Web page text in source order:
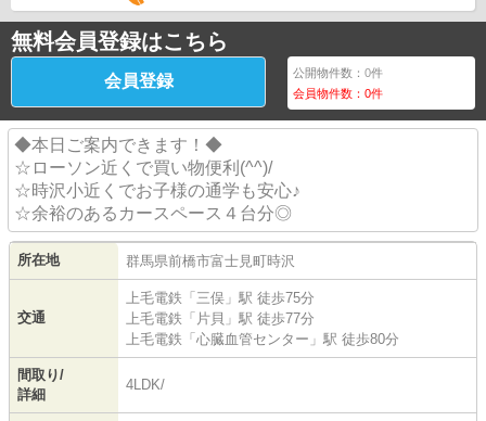
無料会員登録はこちら
会員登録 公開物件数：0件
会員物件数：0件
◆本日ご案内できます！◆
☆ローソン近くで買い物便利(^^)/
☆時沢小近くでお子様の通学も安心♪
☆余裕のあるカースペース４台分◎
所在地 群馬県前橋市富士見町時沢
交通
上毛電鉄 「 三俣 」駅 徒歩75分
上毛電鉄 「 片貝 」駅 徒歩77分
上毛電鉄 「 心臓血管センター 」駅 徒歩80分
間取り/
詳細
4LDK/